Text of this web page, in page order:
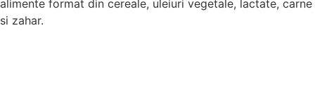
alimente format din cereale, uleiuri vegetale, lactate, carne
si zahar.